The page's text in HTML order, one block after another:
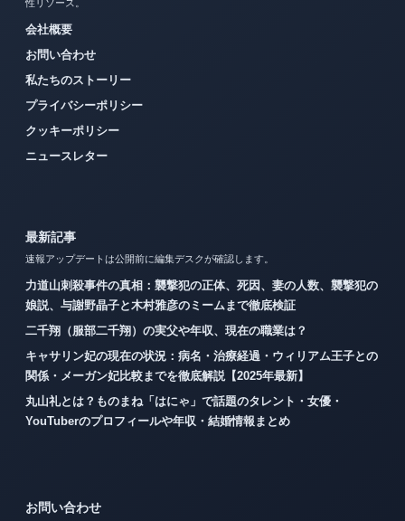
性リソース。
会社概要
お問い合わせ
私たちのストーリー
プライバシーポリシー
クッキーポリシー
ニュースレター
最新記事
速報アップデートは公開前に編集デスクが確認します。
力道山刺殺事件の真相：襲撃犯の正体、死因、妻の人数、襲撃犯の
娘説、与謝野晶子と木村雅彦のミームまで徹底検証
二千翔（服部二千翔）の実父や年収、現在の職業は？
キャサリン妃の現在の状況：病名・治療経過・ウィリアム王子との
関係・メーガン妃比較までを徹底解説【2025年最新】
丸山礼とは？ものまね「はにゃ」で話題のタレント・女優・
YouTuberのプロフィールや年収・結婚情報まとめ
お問い合わせ